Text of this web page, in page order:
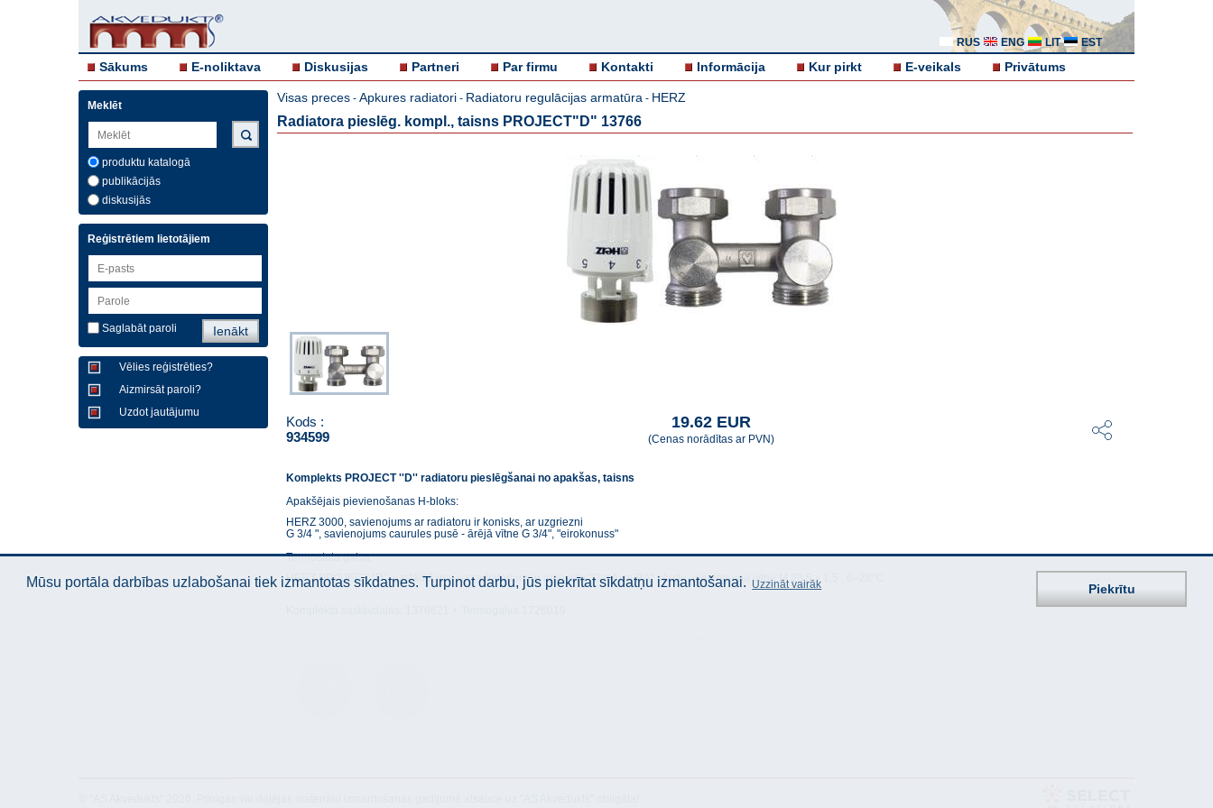
RUS ENG LIT EST
Sākums E-noliktava Diskusijas Partneri Par firmu Kontakti Informācija Kur pirkt E-veikals Privātums
Meklēt
produktu katalogā
publikācijās
diskusijās
Reģistrētiem lietotājiem
Saglabāt paroli
Vēlies reģistrēties?
Aizmirsāt paroli?
Uzdot jautājumu
Visas preces - Apkures radiatori - Radiatoru regulācijas armatūra - HERZ
Radiatora pieslēg. kompl., taisns PROJECT"D" 13766
Kods :
934599
19.62 EUR
(Cenas norādītas ar PVN)
Komplekts PROJECT ''D'' radiatoru pieslēgšanai no apakšas, taisns
Apakšējais pievienošanas H-bloks:
HERZ 3000, savienojums ar radiatoru ir konisks, ar uzgriezni
G 3/4 ", savienojums caurules pusē - ārējā vītne G 3/4", "eirokonuss"
Termostata galva:
HERZ PROJECT “D”, uzstādīšanai uz radiatoriem ar iebūvētu “Danfoss RA” vārstu, pieslēguma vītne M 23,5 x 1,5 , 6–28°C
Mūsu portāla darbības uzlabošanai tiek izmantotas sīkdatnes. Turpinot darbu, jūs piekrītat sīkdatņu izmantošanai. Uzzināt vairāk Piekrītu